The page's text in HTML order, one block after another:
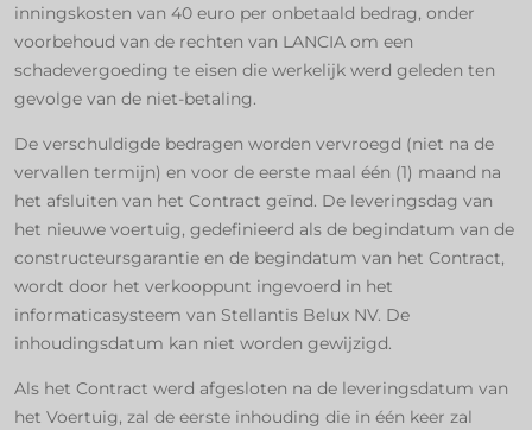
inningskosten van 40 euro per onbetaald bedrag, onder
voorbehoud van de rechten van LANCIA om een
schadevergoeding te eisen die werkelijk werd geleden ten
gevolge van de niet-betaling.
De verschuldigde bedragen worden vervroegd (niet na de
vervallen termijn) en voor de eerste maal één (1) maand na
het afsluiten van het Contract geïnd. De leveringsdag van
het nieuwe voertuig, gedefinieerd als de begindatum van de
constructeursgarantie en de begindatum van het Contract,
wordt door het verkooppunt ingevoerd in het
informaticasysteem van Stellantis Belux NV. De
inhoudingsdatum kan niet worden gewijzigd.
Als het Contract werd afgesloten na de leveringsdatum van
het Voertuig, zal de eerste inhouding die in één keer zal